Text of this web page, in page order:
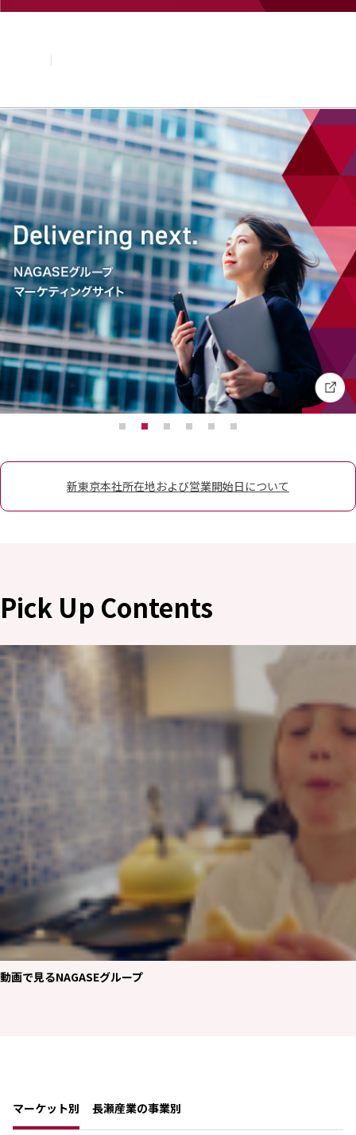
組織図
役員・執行役員
国内・海外のNAGASEグループ
長瀬産業の歩み
ニュース
2026年
2025年
2022年
2020年
2015年
2014年
事業案内
機能化学品事業部
スペシャリティケミカル事業部
ポリマーグローバルアカウント事業部
エレクトロニクス事業部
モビリティソリューションズ事業部
ライフ＆ヘルスケア製品事業部
ナガセバイオイノベーションセンター
ナガセアプリケーションワークショップ
未来共創室
NAGASEバイオテック室
IR（投資家情報）
IRニュース：2026年
IRライブラリー
個人株主・投資家の皆様へ
株主・株式情報
財務情報
ガバナンス
サステナビリティデータ集
新東京本社所在地および営業開始日について
Pick Up Contents
動画で見るNAGASEグループ
マーケット別 長瀬産業の事業別